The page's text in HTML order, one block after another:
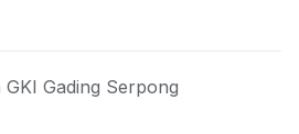
Gading Serpong